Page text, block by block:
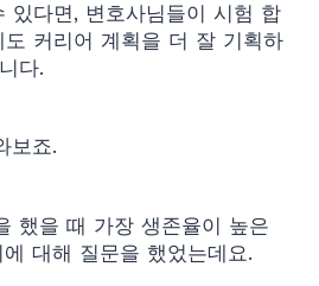
있다면, 변호사님들이 시험 합
커리어 계획을 더 잘 기획하
다.
보죠.
했을 때 가장 생존율이 높은
대해 질문을 했었는데요.